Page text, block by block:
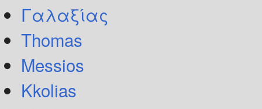
Γαλαξίας
Thomas
Messios
Kkolias